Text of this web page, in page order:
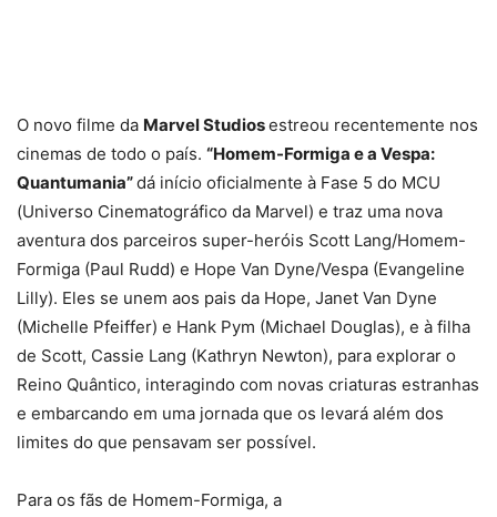
O novo filme da Marvel Studiosestreou recentemente nos
cinemas de todo o país. “Homem-Formiga e a Vespa:
Quantumania”dá início oficialmente à Fase 5 do MCU
(Universo Cinematográfico da Marvel) e traz uma nova
aventura dos parceiros super-heróis Scott Lang/Homem-
Formiga (Paul Rudd) e Hope Van Dyne/Vespa (Evangeline
Lilly). Eles se unem aos pais da Hope, Janet Van Dyne
(Michelle Pfeiffer) e Hank Pym (Michael Douglas), e à filha
de Scott, Cassie Lang (Kathryn Newton), para explorar o
Reino Quântico, interagindo com novas criaturas estranhas
e embarcando em uma jornada que os levará além dos
limites do que pensavam ser possível.
Para os fãs de Homem-Formiga, a